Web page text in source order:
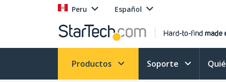
Peru Español
Productos Soporte